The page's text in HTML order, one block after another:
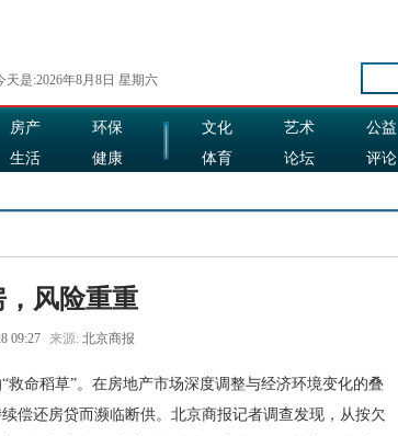
天是:2026年8月8日 星期六
房产
环保
生活
健康
文化 艺术
公益
体育
论坛
评论
，风险重重
09:27 来源: 北京商报
命稻草”。在房地产市场深度调整与经济环境变化的叠
偿还房贷而濒临断供。北京商报记者调查发现，从按欠